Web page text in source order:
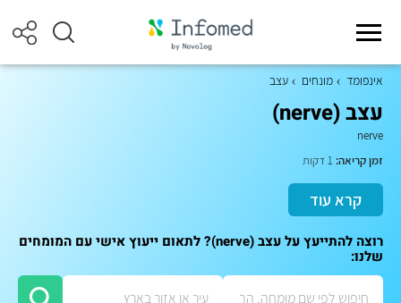
אינפומד מונחים עצב
עצב (nerve)
nerve
זמן קריאה:
קרא עוד
רוצה להתייעץ על עצב (nerve)? לתאום ייעוץ אישי עם המומחים
שלנו: